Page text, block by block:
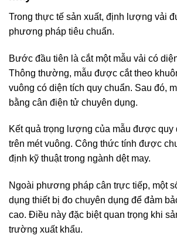
Trong thực tế sản xuất, định lượng vải
phương pháp tiêu chuẩn.
Bước đầu tiên là cắt một mẫu vải có
Thông thường, mẫu được cắt theo
vuông có diện tích quy chuẩn. Sau đó,
bằng cân điện tử chuyên dụng.
Kết quả trọng lượng của mẫu được quy
trên mét vuông. Công thức tính được
định kỹ thuật trong ngành dệt may.
Ngoài phương pháp cân trực tiếp, một
dụng thiết bị đo chuyên dụng để đảm
cao. Điều này đặc biệt quan trọng khi
trường xuất khẩu.